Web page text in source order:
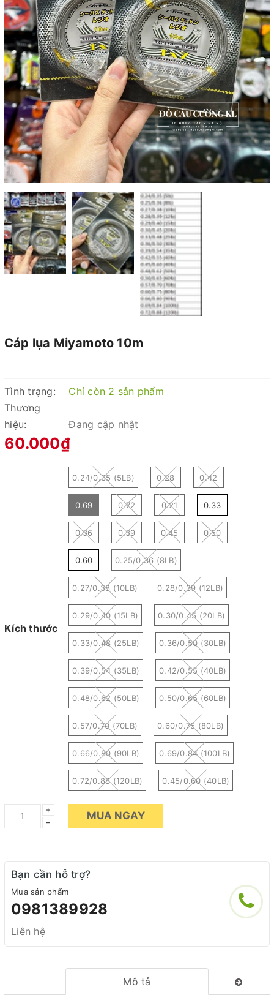
Cáp lụa Miyamoto 10m
Tình trạng:
Chỉ còn 2 sản phẩm
Thương
hiệu:
Đang cập nhật
60.000₫
Kích thước
0.24/0.35 (5LB) 0.28 0.42
0.69 0.72 0.21 0.33
0.36 0.39 0.45 0.50
0.60 0.25/0.36 (8LB)
0.27/0.38 (10LB) 0.28/0.39 (12LB)
0.29/0.40 (15LB) 0.30/0.45 (20LB)
0.33/0.48 (25LB) 0.36/0.50 (30LB)
0.39/0.54 (35LB) 0.42/0.55 (40LB)
0.48/0.62 (50LB) 0.50/0.65 (60LB)
0.57/0.70 (70LB) 0.60/0.75 (80LB)
0.66/0.80 (90LB) 0.69/0.84 (100LB)
0.72/0.88 (120LB) 0.45/0.60 (40LB)
+
–
MUA NGAY
Bạn cần hỗ trợ?
Mua sản phẩm
0981389928
Liên hệ
Mô tả